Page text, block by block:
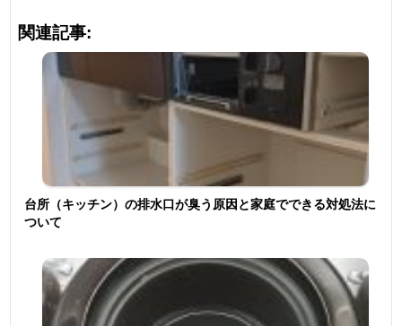
関連記事:
台所（キッチン）の排水口が臭う原因と家庭でできる対処法に
ついて